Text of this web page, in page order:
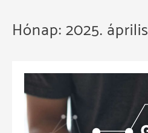
Hónap:2025. április